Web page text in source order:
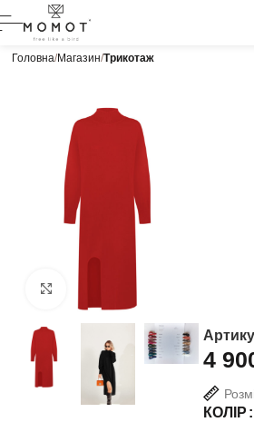
Головна Магазин Трикотаж
Натисніть, щоб збільшити
КОЛІР